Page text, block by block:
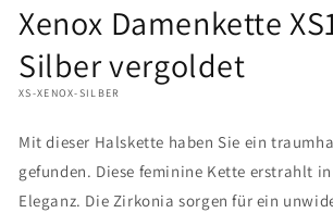
Xenox Damenkette
Silber vergoldet
XS-XENOX-SILBER
Mit dieser Halskette haben Sie ein
gefunden. Diese feminine Kette erstrahlt
Eleganz. Die Zirkonia sorgen für ein